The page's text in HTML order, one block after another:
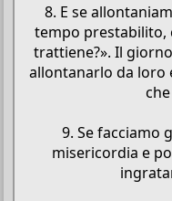
8. E se
tempo prestabilito,
trattiene?». Il
allontanarlo da loro
9. Se facciamo
misericordia e